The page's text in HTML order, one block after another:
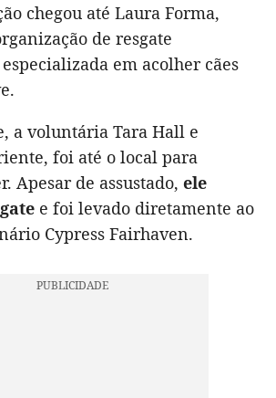
chegou até Laura Forma,
de resgate
especializada em acolher cães
a voluntária Tara Hall e
foi até o local para
Apesar de assustado, ele
e foi levado diretamente ao
Cypress Fairhaven.